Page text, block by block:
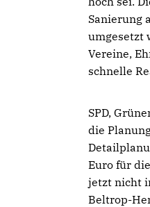
Sanierung
umgesetzt
Vereine,
schnelle
SPD,
die
Euro für
jetzt nicht
Beltrop-